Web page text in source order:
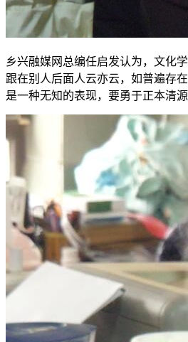
乡兴融媒网总编任启发认为，文化
跟在别人后面人云亦云，如普遍存
是一种无知的表现，要勇于正本清源